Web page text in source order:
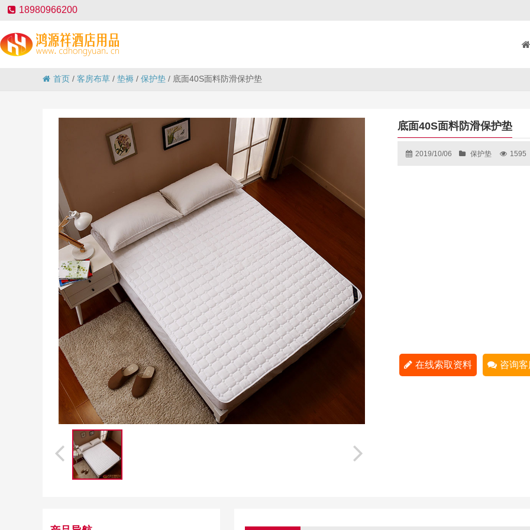
18980966200
首页 / 客房布草 / 垫褥 / 保护垫 / 底面40S面料防滑保护垫
底面40S面料防滑保护垫
2019/10/06 保护垫 1595
在线索取资料 咨询